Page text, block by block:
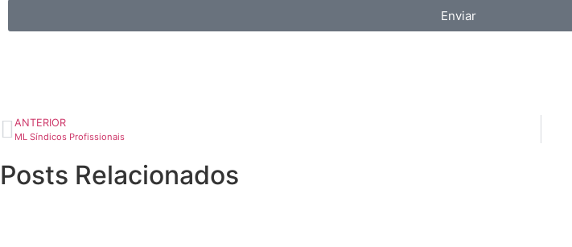
Enviar
ANTERIOR
ML Síndicos Profissionais
Posts Relacionados